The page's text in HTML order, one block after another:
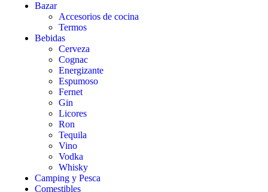
Bazar
Accesorios de cocina
Termos
Bebidas
Cerveza
Cognac
Energizante
Espumoso
Fernet
Gin
Licores
Ron
Tequila
Vino
Vodka
Whisky
Camping y Pesca
Comestibles